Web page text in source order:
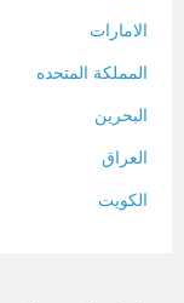
الامارات
المملكة المتحده
البحرين
العراق
الكويت